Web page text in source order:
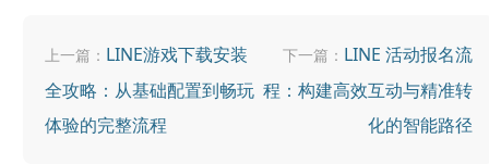
上一篇： LINE游戏下载安装
全攻略：从基础配置到畅玩
体验的完整流程
下一篇： LINE 活动报名流
程：构建高效互动与精准转
化的智能路径